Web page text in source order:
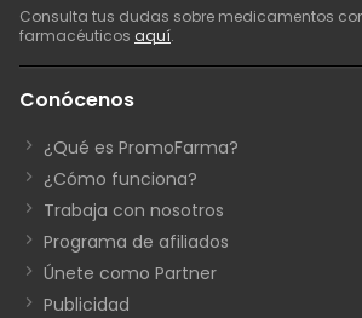
Consulta tus dudas sobre medicamentos
farmacéuticos aquí.
Conócenos
¿Qué es PromoFarma?
¿Cómo funciona?
Trabaja con nosotros
Programa de afiliados
Únete como Partner
Publicidad